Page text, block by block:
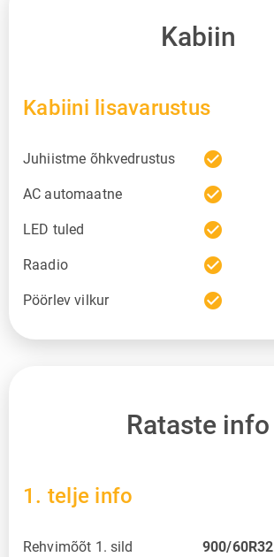
Kabiin
Kabiini lisavarustus
Juhiistme õhkvedrustus check_circle
AC automaatne check_circle
LED tuled check_circle
Raadio check_circle
Pöörlev vilkur check_circle
Rataste info
1. telje info
Rehvimõõt 1. sild 900/60R32